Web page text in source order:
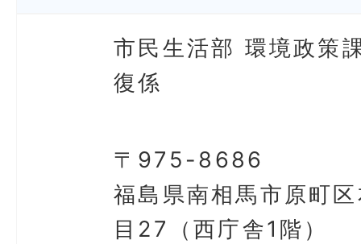
市民生活部 環境政策
復係
〒975-8686
福島県南相馬市原町
目27（西庁舎1階）